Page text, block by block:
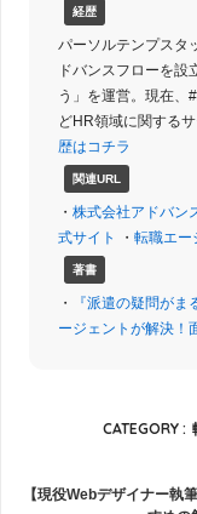
経歴
パーソルテンプスタ
ドバンスフローを設
う」を運営。現在、
どHR領域に関する
歴はコチラ
関連URL
・ 株式会社アドバン
式サイト
・ 転職エー
著書
・ 『派遣の疑問がま
ージェントが解決！
CATEGORY :
【現役Webデザイナー執